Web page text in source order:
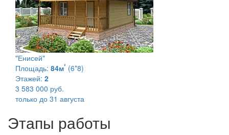
"Енисей"
Площадь: 84м² (6*8)
Этажей: 2
3 583 000 руб.
только до 31 августа
Этапы работы